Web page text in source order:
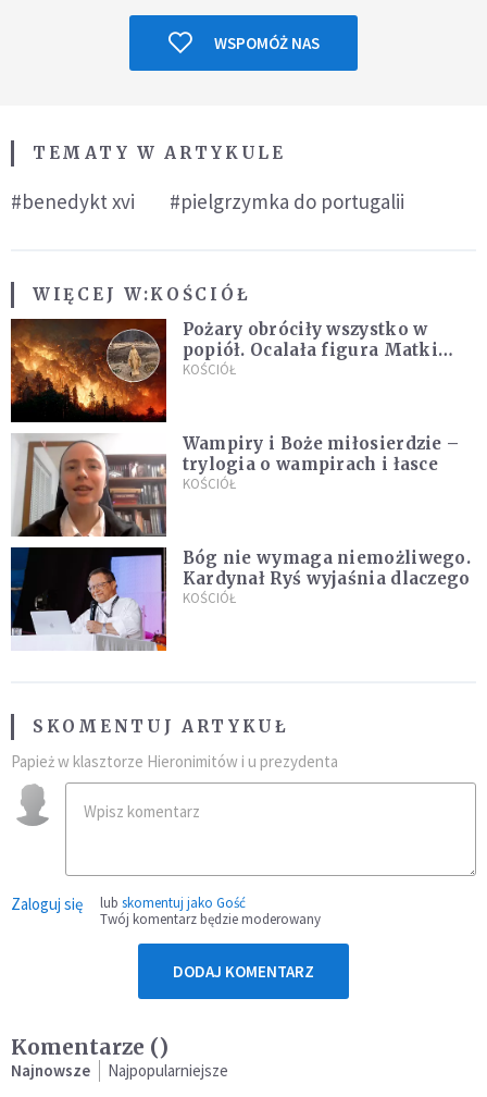
WSPOMÓŻ NAS
TEMATY W ARTYKULE
#benedykt xvi #pielgrzymka do portugalii
WIĘCEJ W:KOŚCIÓŁ
Pożary obróciły wszystko w
popiół. Ocalała figura Matki
Bożej
KOŚCIÓŁ
Wampiry i Boże miłosierdzie –
trylogia o wampirach i łasce
KOŚCIÓŁ
Bóg nie wymaga niemożliwego.
Kardynał Ryś wyjaśnia dlaczego
KOŚCIÓŁ
SKOMENTUJ ARTYKUŁ
Papież w klasztorze Hieronimitów i u prezydenta
Zaloguj się lub skomentuj jako Gość
Twój komentarz będzie moderowany
DODAJ KOMENTARZ
Komentarze ()
Najnowsze Najpopularniejsze